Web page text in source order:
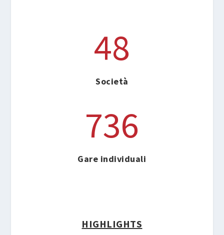
48
Società
736
Gare individuali
HIGHLIGHTS